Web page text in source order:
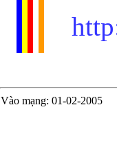
Vào mạng: 01-02-2005